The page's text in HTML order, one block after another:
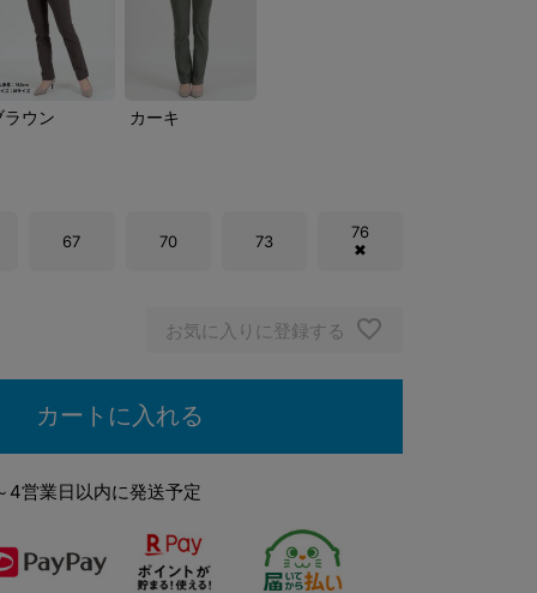
ラウン カーキ
67 70 73
76
✖
お気に入りに登録する
カートに入れる
4営業日以内に発送予定